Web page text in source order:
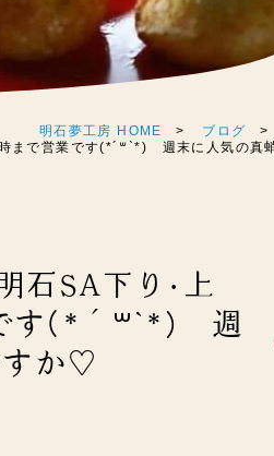
明石夢工房 HOME ブログ
まで営業です(*´꒳`*) 週末に人気の真
石SA下り･上
です(*´꒳`*) 週
すか♡